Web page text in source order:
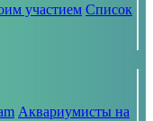
участием Список
Аквариумисты на